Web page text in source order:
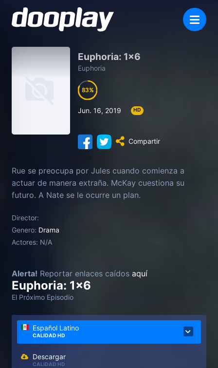
Euphoria: 1×6
Euphoria
83
83
83
83
Jun. 16, 2019 HD
Compartir
Rue se preocupa por Jules cuando comienza a
actuar de manera extraña. McKay cuestiona su
futuro. A Nate se le ocurre un plan.
Director:
Genero: Drama
Actores: N/A
Alerta! Reportar enlaces caídos aquí
Euphoria: 1x6
El Próximo Episodio
Español Latino
CALIDAD HD
Descargar
CALIDAD HD